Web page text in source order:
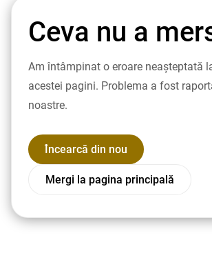
Ceva nu a
Am întâmpinat o eroare neașteptată
acestei pagini. Problema a fost
noastre.
Încearcă din nou
Mergi la pagina principală